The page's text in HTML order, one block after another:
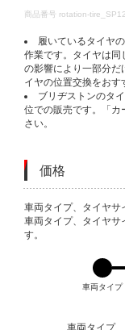
DETAILS
商品番号 rotation-
履いているタイヤ
作業です。タイヤは同
の影響により一部分だ
イヤの位置交換をおす
ブリヂストンのタ
位での販売です。「カ
さい。
価格
VARIATIONS
車両タイプ、タイヤサ
車両タイプ、タイヤサ
す。
車両タイプ
車両タイプ